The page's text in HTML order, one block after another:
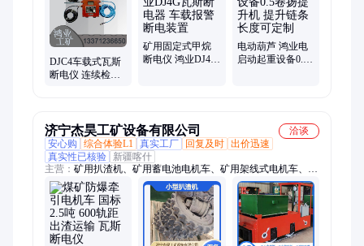
机、洗靴机、电动搬运坦克车、矿车轮对、搬运气垫、裤管风机
DJC4车载式瓦斯
断电仪 连续检测
矿用固定式甲烷
断电仪 鸿业DJ4G
电动葫芦 鸿业电
启动起重设备0.5
济宁杰昊工矿设备有限公司
洽谈
安心购
综合体验L1 真实工厂 回复及时 出价迅速
真实性已核验
新疆喀什
主营： 矿用扒渣机、矿用蓄电池电机车、矿用架线式电机车、断
电仪、矿用矿车、电动装岩机、耙斗装岩机、矿用翻斗自卸车、
电机车配件、扒渣机配件